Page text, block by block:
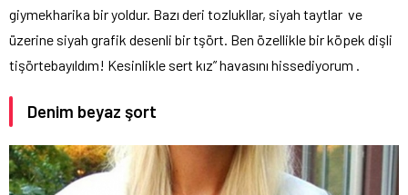
giymekharika bir yoldur. Bazı deri tozlukllar, siyah taytlar ve
üzerine siyah grafik desenli bir tşört. Ben özellikle bir köpek dişli
tişörtebayıldım! Kesinlikle sert kız” havasını hissediyorum .
Denim beyaz şort